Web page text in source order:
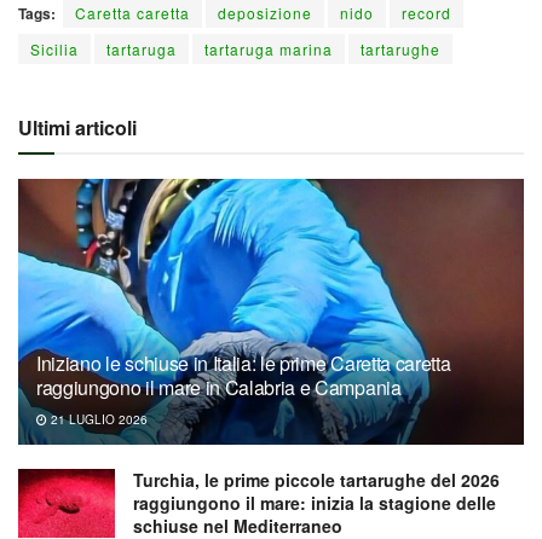
Tags: Caretta caretta deposizione nido
record
Sicilia
tartaruga tartaruga marina tartarughe
Ultimi articoli
Iniziano le schiuse in Italia: le prime Caretta caretta
raggiungono il mare in Calabria e Campania
21 LUGLIO 2026
Turchia, le prime piccole tartarughe del 2026
raggiungono il mare: inizia la stagione delle
schiuse nel Mediterraneo